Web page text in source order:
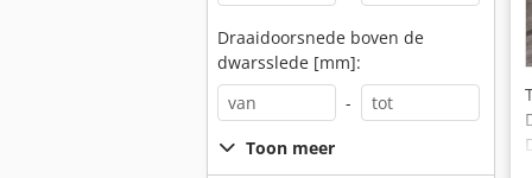
Draaidoorsnede boven de
dwarsslede [mm]:
-
Toon meer